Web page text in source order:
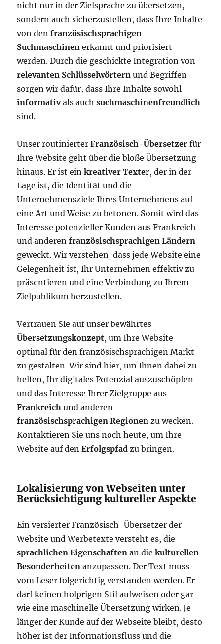
nicht nur in der Zielsprache zu übersetzen,
sondern auch sicherzustellen, dass Ihre Inhalte
von denfranzösischsprachigen
Suchmaschinen erkannt und priorisiert
werden. Durch die geschickte Integration von
relevanten Schlüsselwörtern und Begriffen
sorgen wir dafür, dass Ihre Inhalte sowohl
informativals auchsuchmaschinenfreundlich
sind.
Unser routinierterFranzösisch-Übersetzer für
Ihre Website geht über die bloße Übersetzung
hinaus. Er ist einkreativer Texter, der in der
Lage ist, die Identität und die
Unternehmensziele Ihres Unternehmens auf
eine Art und Weise zu betonen. Somit wird das
Interesse potenzieller Kunden aus Frankreich
und anderenfranzösischsprachigen Ländern
geweckt. Wir verstehen, dass jede Website eine
Gelegenheit ist, Ihr Unternehmen effektiv zu
präsentieren und eine Verbindung zu Ihrem
Zielpublikum herzustellen.
Vertrauen Sie auf unser bewährtes
Übersetzungskonzept, um Ihre Website
optimal für den französischsprachigen Markt
zu gestalten. Wir sind hier, um Ihnen dabei zu
helfen, Ihr digitales Potenzial auszuschöpfen
und das Interesse Ihrer Zielgruppe aus
Frankreich und anderen
französischsprachigen Regionen zu wecken.
Kontaktieren Sie uns noch heute, um Ihre
Website auf denErfolgspfad zu bringen.
Lokalisierung von Webseiten unter
Berücksichtigung kultureller Aspekte
Ein versierter Französisch-Übersetzer der
Website und Werbetexte versteht es, die
sprachlichen Eigenschaften an diekulturellen
Besonderheiten anzupassen. Der Text muss
vom Leser folgerichtig verstanden werden. Er
darf keinen holprigen Stil aufweisen oder gar
wie eine maschinelle Übersetzung wirken. Je
länger der Kunde auf der Webseite bleibt, desto
höher ist der Informationsfluss und die